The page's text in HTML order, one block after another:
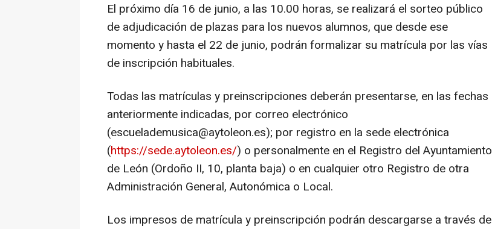
El próximo día 16 de junio, a las 10.00 horas, se realizará el sorteo público
de adjudicación de plazas para los nuevos alumnos, que desde ese
momento y hasta el 22 de junio, podrán formalizar su matrícula por las vías
de inscripción habituales.
Todas las matrículas y preinscripciones deberán presentarse, en las fechas
anteriormente indicadas, por correo electrónico
(escuelademusica@aytoleon.es); por registro en la sede electrónica
(https://sede.aytoleon.es/) o personalmente en el Registro del Ayuntamiento
de León (Ordoño II, 10, planta baja) o en cualquier otro Registro de otra
Administración General, Autonómica o Local.
Los impresos de matrícula y preinscripción podrán descargarse a través de